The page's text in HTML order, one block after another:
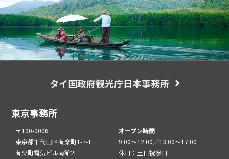
タイ国政府観光庁日本事務所
東京事務所
〒100-0006
東京都千代田区有楽町1-7-1
有楽町電気ビル南館2F
オープン時間
9:00～12:00／13:00～17:00
休日：土日祝祭日